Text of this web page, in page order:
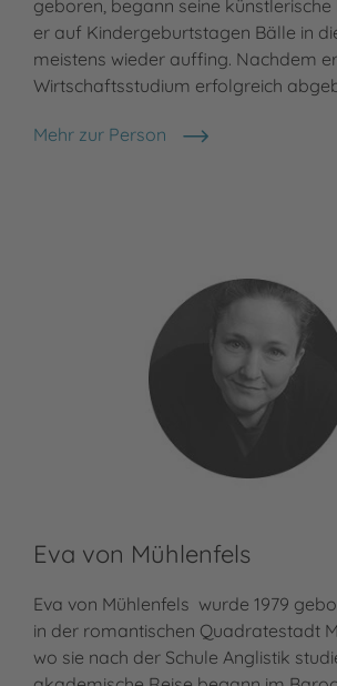
geboren, begann seine
er auf Kindergeburtstagen Bälle in
meistens wieder auffing. Nachdem
Wirtschaftsstudium erfolgreich
Mehr zur Person
Bernhard Hoëcker
Eva von Mühlenfels
Eva von Mühlenfels wurde 1979
in der romantischen Quadratestadt
wo sie nach der Schule Anglistik